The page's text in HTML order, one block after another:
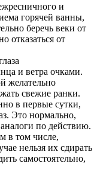
и
горячей ванны,
беречь веки от
отказаться от
и ветра очками.
желательно
свежие ранки.
в первые сутки,
Это нормально,
по действию.
в том числе,
нельзя их сдирать
самостоятельно,